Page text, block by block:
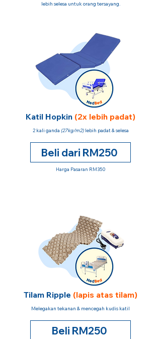
lebih selesa untuk orang tersayang.
Katil Hopkin (2x lebih padat)
2 kali ganda (27kg/m2)lebih padat & selesa
Beli dari RM250
Harga Pasaran RM350
Tilam Ripple (lapis atas tilam)
Melegakan tekanan & mencegah kudis katil
Beli RM250